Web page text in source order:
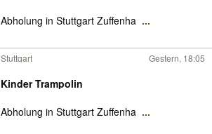
Abholung in Stuttgart Zuffenha ...
Stuttgart Gestern, 18:05
Kinder Trampolin
Abholung in Stuttgart Zuffenha ...